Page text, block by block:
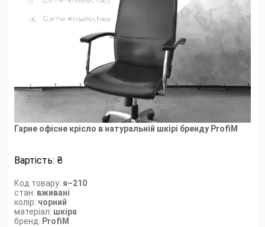
Гарне офісне крісло в натуральній шкірі бренду ProfiM
Вартість: ₴
Код товару: я–210
стан: вживані
колір: чорний
матеріал: шкіра
бренд: ProfiM